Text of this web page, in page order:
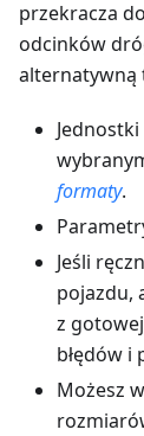
przekracza
odcinków
alternatywną
formaty.
Jeśli
pojazdu,
z
błędów i
Możesz